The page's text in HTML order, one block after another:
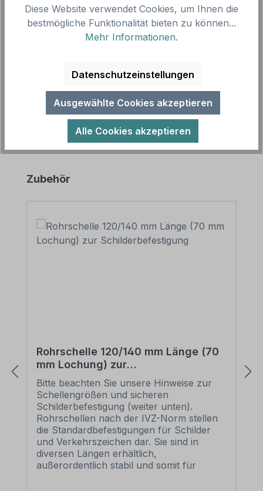
Werbeprospekten verboten. Die Entsorgung wird in
Produktgalerie überspringen
Zubehör
Rohrschelle 120/140 mm Länge (70
mm Lochung) zur
Schilderbefestigung
Bitte beachten Sie unsere Hinweise zur
Schellengrößen und sicheren
Schilderbefestigung (weiter unten).
Rohrschellen nach der IVZ-Norm stellen
die Standardbefestigungen für Schilder
und Verkehrszeichen dar. Sie sind in
diversen Längen erhältlich,
außerordentlich stabil und somit für
Diese Website verwendet Cookies, um Ihnen die
bestmögliche Funktionalität bieten zu können...
Mehr Informationen.
Datenschutzeinstellungen
Ausgewählte Cookies akzeptieren
Alle Cookies akzeptieren